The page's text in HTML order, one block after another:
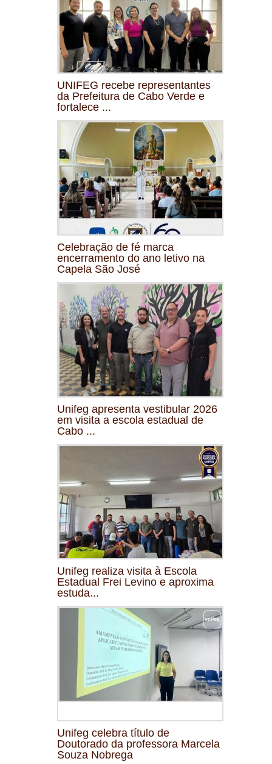
UNIFEG recebe representantes
da Prefeitura de Cabo Verde e
fortalece ...
Celebração de fé marca
encerramento do ano letivo na
Capela São José
Unifeg apresenta vestibular 2026
em visita a escola estadual de
Cabo ...
Unifeg realiza visita à Escola
Estadual Frei Levino e aproxima
estuda...
Unifeg celebra título de
Doutorado da professora Marcela
Souza Nobrega